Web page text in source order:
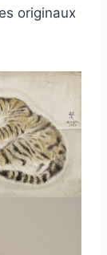
originaux